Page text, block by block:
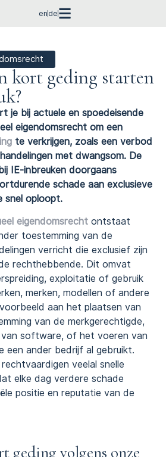
en de
kort geding starten
je bij actuele en spoedeisende
eigendomsrecht om een
te verkrijgen, zoals een verbod
met dwangsom. De
IE-inbreuken doorgaans
schade aan exclusieve
snel oploopt.
eigendomsrecht ontstaat
toestemming van de
verricht die exclusief zijn
rechthebbende. Dit omvat
exploitatie of gebruik
merken, modellen of andere
aan het plaatsen van
van de merkgerechtigde,
van software, of het voeren van
een ander bedrijf al gebruikt.
veelal snelle
elke dag verdere schade
positie en reputatie van de
geding volgens onze